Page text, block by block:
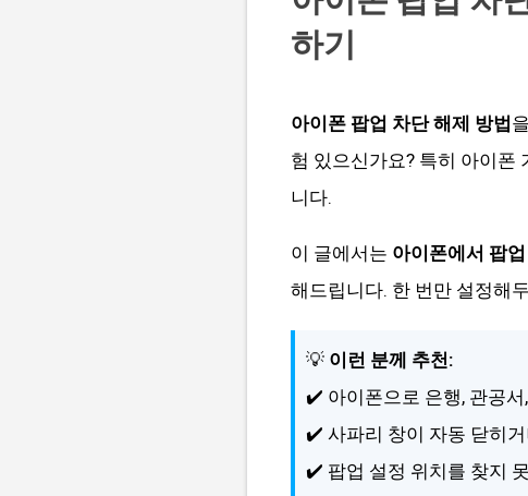
하기
아이폰 팝업 차단 해제 방법
험 있으신가요? 특히 아이폰
니다.
이 글에서는 아이폰에서 팝
해드립니다. 한 번만 설정해
💡 이런 분께 추천:
✔️ 아이폰으로 은행, 관공
✔️ 사파리 창이 자동 닫히
✔️ 팝업 설정 위치를 찾지